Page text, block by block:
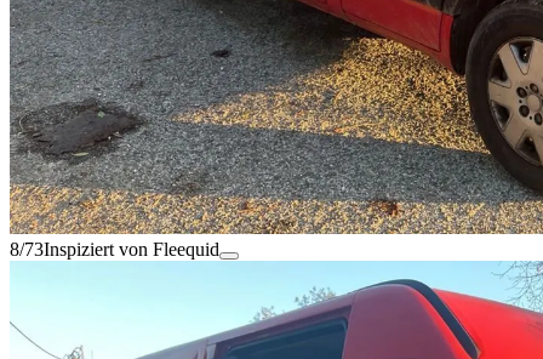
8/73Inspiziert von Fleequid